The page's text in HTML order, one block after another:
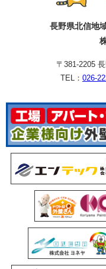
長野県北信地
〒381-2205
TEL： 026-